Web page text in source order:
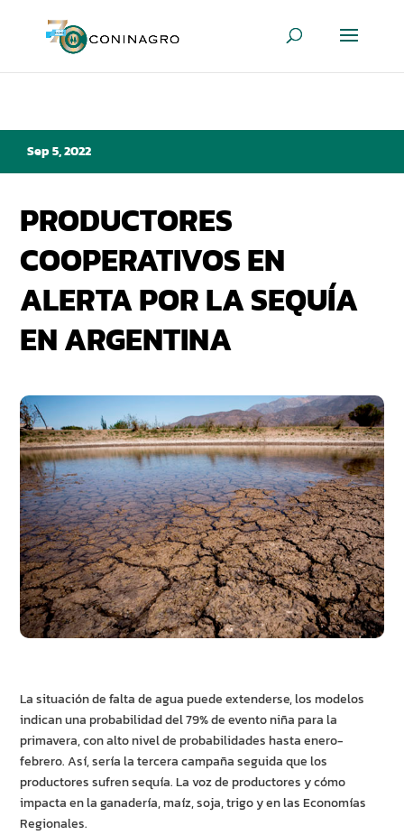
Sep 5, 2022
PRODUCTORES
COOPERATIVOS EN
ALERTA POR LA SEQUÍA
EN ARGENTINA
La situación de falta de agua puede extenderse, los modelos
indican una probabilidad del 79% de evento niña para la
primavera, con alto nivel de probabilidades hasta enero-
febrero. Así, sería la tercera campaña seguida que los
productores sufren sequía. La voz de productores y cómo
impacta en la ganadería, maíz, soja, trigo y en las Economías
Regionales.